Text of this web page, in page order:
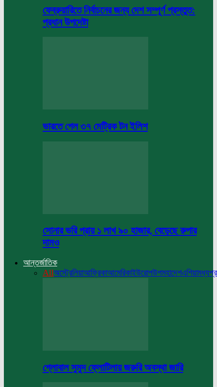
ফেব্রুয়ারিতে নির্বাচনের জন্য দেশ সম্পূর্ণ প্রস্তুত:
প্রধান উপদেষ্টা
ভারতে গেল ৩৭ মেট্রিক টন ইলিশ
সোনার ভরি প্রায় ১ লাখ ৯০ হাজার, বেড়েছে রুপার
দামও
আন্তর্জাতিক
Allঅস্ট্রেলিয়াআফ্রিকাআমেরিকাইউরোপউপমহাদেশএশিয়া
গ্লোবাল সুমুদ ফ্লোটিলায় জরুরি অবস্থা জারি